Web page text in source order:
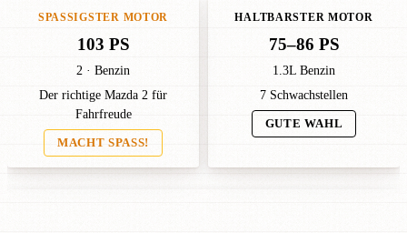
SPASSIGSTER MOTOR
103 PS
2 · Benzin
Der richtige Mazda 2 für
Fahrfreude
MACHT SPASS!
HALTBARSTER MOTOR
75–86 PS
1.3L Benzin
7 Schwachstellen
GUTE WAHL